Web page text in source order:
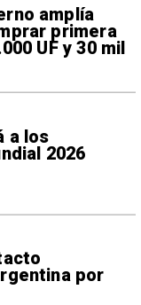
amplía
primera
UF y 30 mil
a los
2026
por